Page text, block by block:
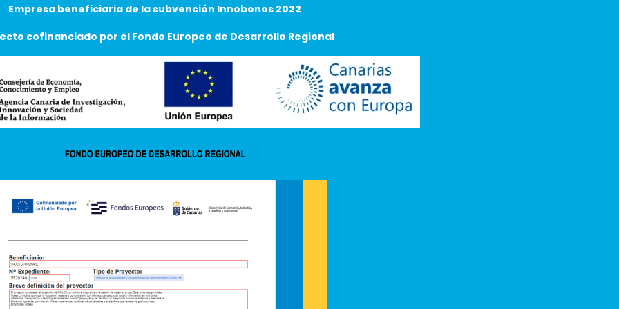
Empresa beneficiaria de la subvención Innobonos 2022
cofinanciado por el Fondo Europeo de Desarrollo Regional